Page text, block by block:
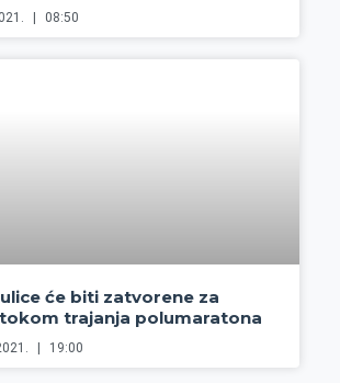
08:50
će biti zatvorene za
trajanja polumaratona
19:00